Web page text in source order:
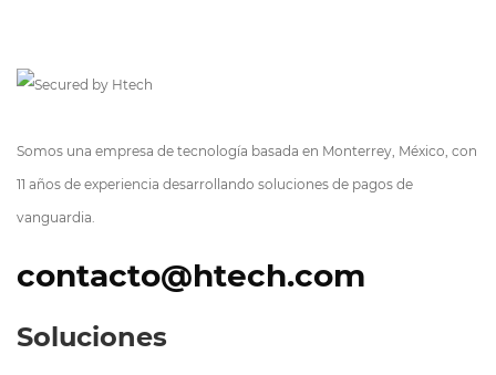
Somos una empresa de tecnología basada en Monterrey, México, con
11 años de experiencia desarrollando soluciones de pagos de
vanguardia.
contacto@htech.com
Soluciones